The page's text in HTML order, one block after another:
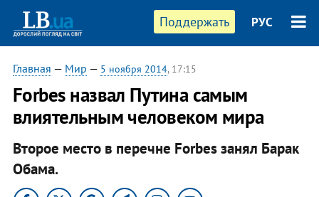
Поддержать РУС
Главная — Мир — 5 ноября 2014, 17:15
Forbes назвал Путина самым
влиятельным человеком мира
Второе место в перечне Forbes занял Барак
Обама.